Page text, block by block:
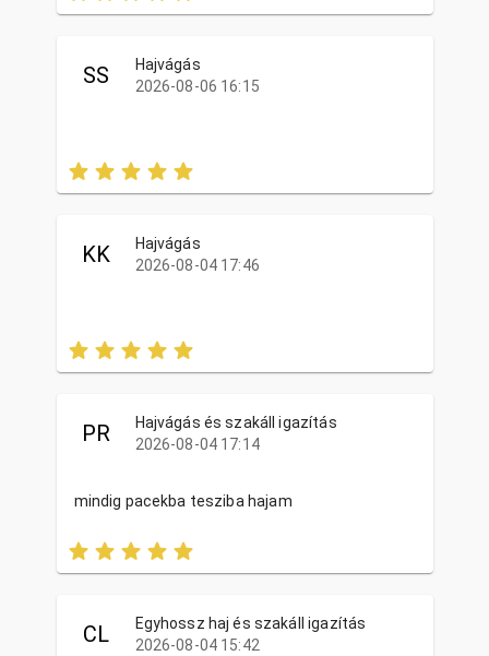
SS
Hajvágás
2026-08-06 16:15
KK
Hajvágás
2026-08-04 17:46
PR
Hajvágás és szakáll igazítás
2026-08-04 17:14
mindig pacekba tesziba hajam
CL
Egyhossz haj és szakáll igazítás
2026-08-04 15:42